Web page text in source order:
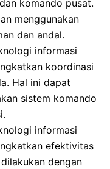
komando pusat.
menggunakan
dan andal.
informasi
koordinasi
Hal ini dapat
sistem komando
informasi
efektivitas
dengan